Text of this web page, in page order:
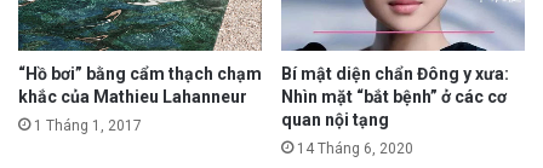
“Hồ bơi” bằng cẩm thạch chạm
khắc của Mathieu Lahanneur
1 Tháng 1, 2017
Bí mật diện chẩn Đông y xưa:
Nhìn mặt “bắt bệnh” ở các cơ
quan nội tạng
14 Tháng 6, 2020